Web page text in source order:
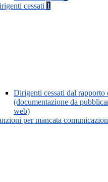
cessati 1
Dirigenti cessati dal rapporto
(documentazione da
web)
per mancata